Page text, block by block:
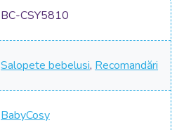
BC-CSY5810
Salopete bebelusi, Recomandări
BabyCosy